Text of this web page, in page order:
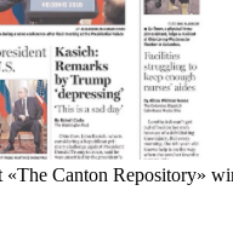
«The Canton Repository»